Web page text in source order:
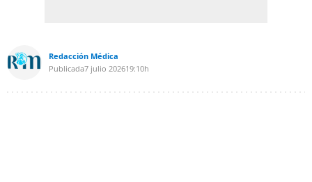
Redacción Médica
Publicada7 julio 202619:10h